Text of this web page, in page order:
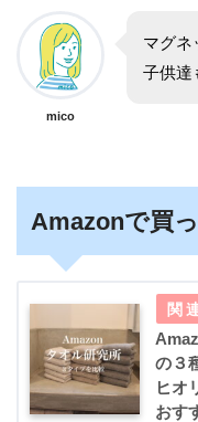
mico
マグネ
子供達
Amazonで買
の３
ヒオ
おす